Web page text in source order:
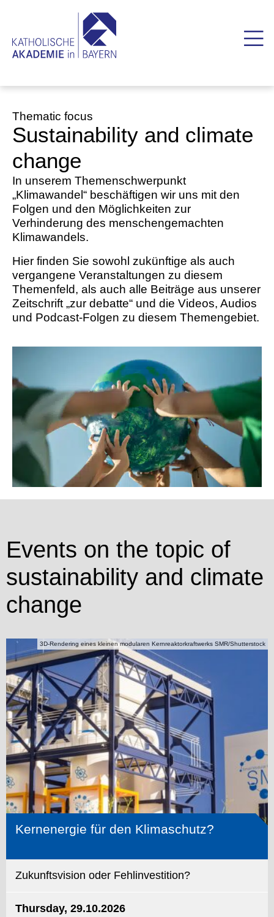
Thematic focus
Sustainability and climate
change
In unserem Themenschwerpunkt
„Klimawandel“ beschäftigen wir uns mit den
Folgen und den Möglichkeiten zur
Verhinderung des menschengemachten
Klimawandels.
Hier finden Sie sowohl zukünftige als auch
vergangene Veranstaltungen zu diesem
Themenfeld, als auch alle Beiträge aus unserer
Zeitschrift „zur debatte“ und die Videos, Audios
und Podcast-Folgen zu diesem Themengebiet.
Events on the topic of
sustainability and climate
change
3D-Rendering eines kleinen modularen Kernreaktorkraftwerks SMR/Shutterstock
Kernenergie für den Klimaschutz?
Zukunftsvision oder Fehlinvestition?
Thursday, 29.10.2026